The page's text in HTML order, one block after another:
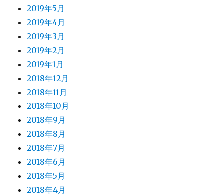
2019年5月
2019年4月
2019年3月
2019年2月
2019年1月
2018年12月
2018年11月
2018年10月
2018年9月
2018年8月
2018年7月
2018年6月
2018年5月
2018年4月